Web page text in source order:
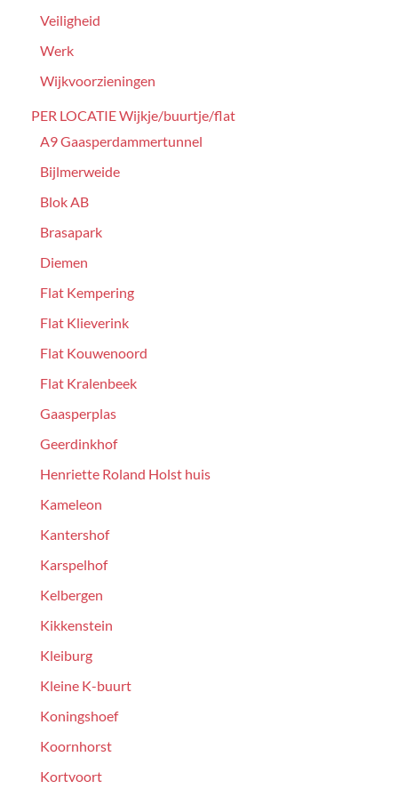
Veiligheid
Werk
Wijkvoorzieningen
PER LOCATIE Wijkje/buurtje/flat
A9 Gaasperdammertunnel
Bijlmerweide
Blok AB
Brasapark
Diemen
Flat Kempering
Flat Klieverink
Flat Kouwenoord
Flat Kralenbeek
Gaasperplas
Geerdinkhof
Henriette Roland Holst huis
Kameleon
Kantershof
Karspelhof
Kelbergen
Kikkenstein
Kleiburg
Kleine K-buurt
Koningshoef
Koornhorst
Kortvoort